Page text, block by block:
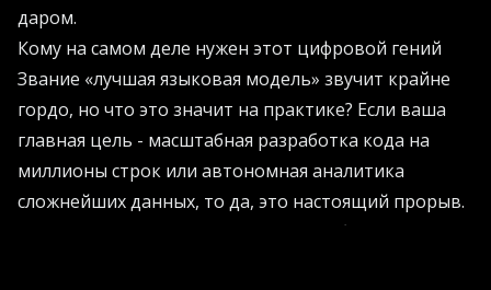
даром.
Кому на самом деле нужен этот цифровой гений
Звание «лучшая языковая модель» звучит крайне
гордо, но что это значит на практике? Если ваша
главная цель - масштабная разработка кода на
миллионы строк или автономная аналитика
сложнейших данных, то да, это настоящий прорыв.
Но если вы используете машинное обучение